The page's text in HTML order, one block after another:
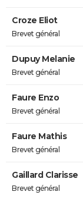
Croze Eliot
Brevet général
Dupuy Melanie
Brevet général
Faure Enzo
Brevet général
Faure Mathis
Brevet général
Gaillard Clarisse
Brevet général